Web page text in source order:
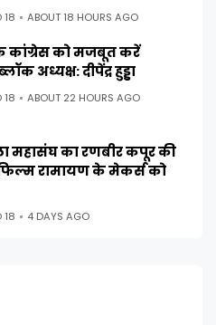
18 ABOUT 18 HOURS AGO
कांग्रेस को मजबूत करें
अध्यक्ष: दीपेंद्र हुड्डा
18 ABOUT 22 HOURS AGO
महासंघ का रणबीर कपूर की
रामायण के मेकर्स को
18 4 DAYS AGO